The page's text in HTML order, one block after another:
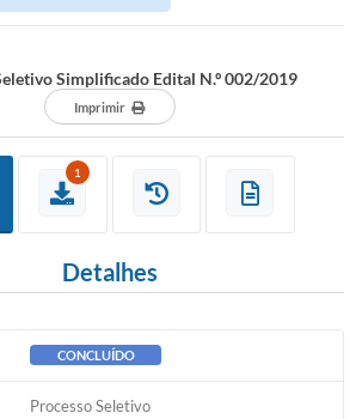
Simplificado Edital N.º 002/2019
Imprimir
1
Detalhes
CONCLUÍDO
Processo Seletivo